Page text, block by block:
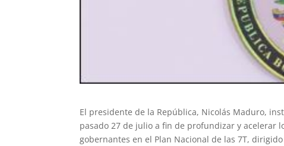
El presidente de la República, Nicolás Maduro,
pasado 27 de julio a fin de profundizar y acelerar
gobernantes en el Plan Nacional de las 7T,